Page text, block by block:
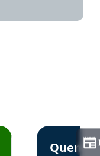
Concursos em
Estudante
Quem